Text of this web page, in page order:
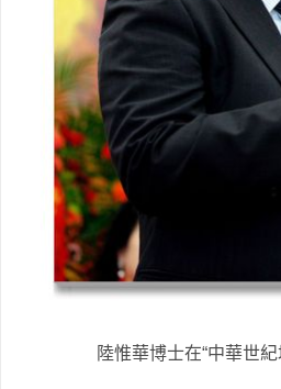
陸惟華博士在“中華世